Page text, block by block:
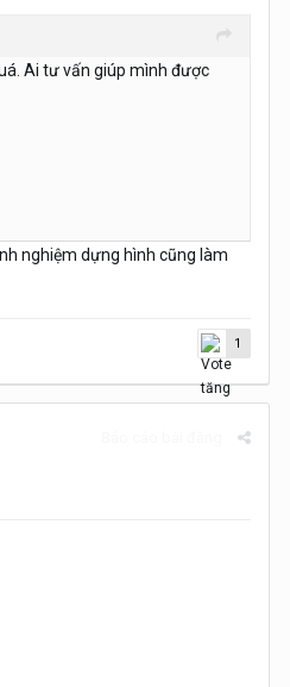
Ai tư vấn giúp mình được
nghiệm dựng hình cũng làm
1